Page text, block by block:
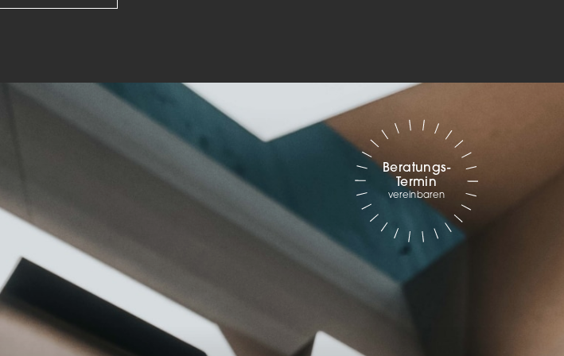
Beratungs-
Termin
vereinbaren
Datenschutzerklärung Impressum